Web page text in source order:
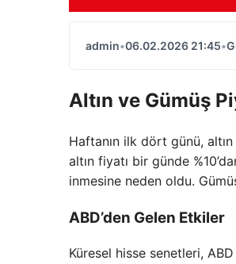
admin•06.02.2026 21:45•
Altın ve Gümüş
Haftanın ilk dört günü,
altın fiyatı bir günde
inmesine neden oldu.
ABD’den Gelen Etkiler
Küresel hisse senetleri, ABD